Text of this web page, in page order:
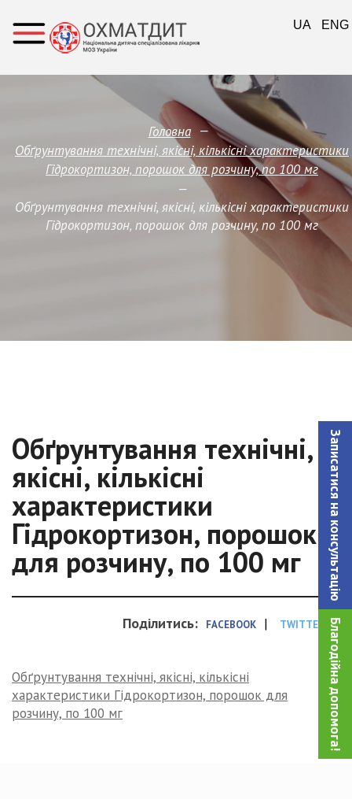
Записатися на консультацiю
Благодійна допомога!
Головна —
Обґрунтування технічні, якісні, кількісні характеристики
Гідрокортизон, порошок для розчину, по 100 мг
—
Обґрунтування технічні, якісні, кількісні характеристики
Гідрокортизон, порошок для розчину, по 100 мг
Обґрунтування технічні,
якісні, кількісні
характеристики
Гідрокортизон, порошок
для розчину, по 100 мг
Поділитись: FACEBOOK | TWITTER
Обґрунтування технічні, якісні, кількісні
характеристики Гідрокортизон, порошок для
розчину, по 100 мг
UA ENG